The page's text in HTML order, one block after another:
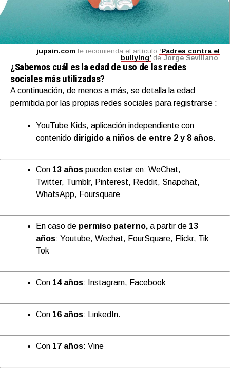
jupsin.com te recomienda el artículo ‘Padres contra el
bullying’ de Jorge Sevillano.
¿Sabemos cuál es la edad de uso de las redes
sociales más utilizadas?
A continuación, de menos a más, se detalla la edad
permitida por las propias redes sociales para registrarse :
YouTube Kids, aplicación independiente con
contenido dirigido a niños de entre 2 y 8 años.
Con 13 años pueden estar en: WeChat,
Twitter, Tumblr, Pinterest, Reddit, Snapchat,
WhatsApp, Foursquare
En caso de permiso paterno, a partir de 13
años: Youtube, Wechat, FourSquare, Flickr, Tik
Tok
Con 14 años: Instagram, Facebook
Con 16 años: LinkedIn.
Con 17 años: Vine